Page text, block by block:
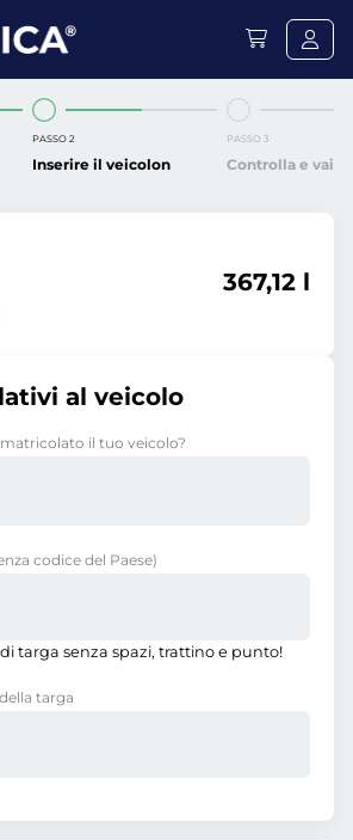
PASSO 2
Inserire il veicolon
PASSO 3
Controlla e vai
367,12 l
al veicolo
il tuo veicolo?
codice del Paese)
targa senza spazi, trattino e punto!
targa